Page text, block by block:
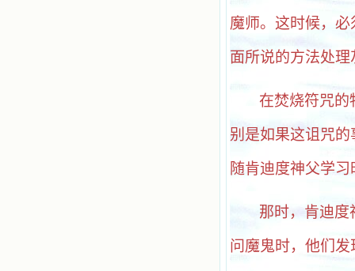
魔师。这时候，
面所说的方法处理
在焚烧符咒的
别是如果这诅咒
随肯迪度神父学
那时，肯迪度
问魔鬼时，他们